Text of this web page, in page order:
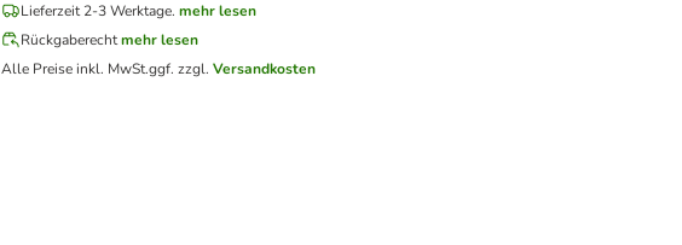
Lieferzeit 2-3 Werktage. mehr lesen
Rückgaberecht mehr lesen
Alle Preise inkl. MwSt.ggf. zzgl. Versandkosten